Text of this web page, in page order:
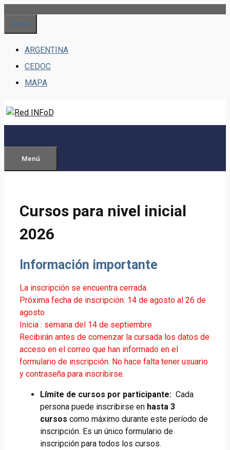
contenido
Menu
ARGENTINA
CEDOC
MAPA
Menú
Cursos para nivel inicial
2026
Información importante
La inscripción se encuentra cerrada.
Próxima fecha de inscripción: 14 de agosto al 26 de
agosto
Inicia : semana del 14 de septiembre
Recibirán antes de comenzar la cursada los datos de
acceso en el correo que han informado en el
formulario de inscripción. No hace falta tener usuario
y contraseña para inscribirse.
Límite de cursos por participante: Cada
persona puede inscribirse en hasta 3
cursos como máximo durante este período de
inscripción. Es un único formulario de
inscripción para todos los cursos.